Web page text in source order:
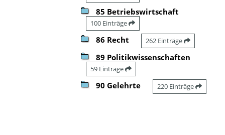
85 Betriebswirtschaft
100 Einträge
86 Recht 262 Einträge
89 Politikwissenschaften
59 Einträge
90 Gelehrte 220 Einträge